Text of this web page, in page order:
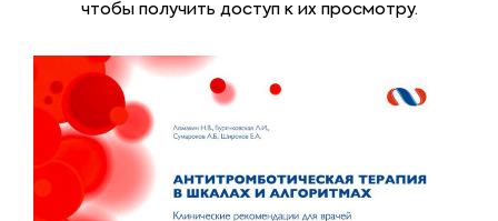
чтобы получить доступ к их просмотру.